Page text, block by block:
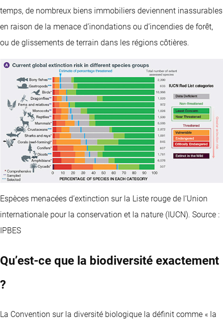
temps, de nombreux biens immobiliers deviennent inassurables
en raison de la menace d’inondations ou d’incendies de forêt,
ou de glissements de terrain dans les régions côtières.
Espèces menacées d’extinction sur la Liste rouge de l’Union
internationale pour la conservation et la nature (IUCN). Source :
IPBES
Qu’est-ce que la biodiversité exactement
?
La Convention sur la diversité biologique la définit comme « la